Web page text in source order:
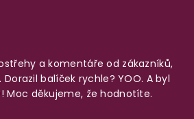
a komentáře od zákazníků,
balíček rychle? YOO. A byl
Moc děkujeme, že hodnotíte.